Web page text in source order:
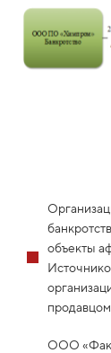
объекты
ООО